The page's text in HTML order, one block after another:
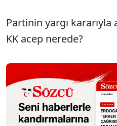
Partinin yargı kararıyla
KK acep nerede?